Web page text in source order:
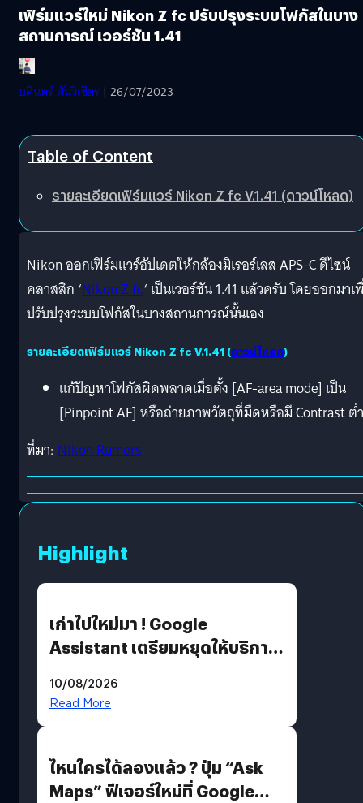
เฟิร์มแวร์ใหม่ Nikon Z fc ปรับปรุงระบบโฟกัสในบาง
สถานการณ์ เวอร์ชัน 1.41
บดินทร์ ตันวิเชียร | 26/07/2023
Table of Content
รายละเอียดเฟิร์มแวร์ Nikon Z fc V.1.41 (ดาวน์โหลด)
Nikon ออกเฟิร์มแวร์อัปเดตให้กล้องมิเรอร์เลส APS-C ดีไซน์
คลาสสิก ‘Nikon Z fc‘ เป็นเวอร์ชัน 1.41 แล้วครับ โดยออกมาเ
ปรับปรุงระบบโฟกัสในบางสถานการณ์นั้นเอง
รายละเอียดเฟิร์มแวร์ Nikon Z fc V.1.41 (ดาวน์โหลด)
แก้ปัญหาโฟกัสผิดพลาดเมื่อตั้ง [AF-area mode] เป็น
[Pinpoint AF] หรือถ่ายภาพวัตถุที่มืดหรือมี Contrast ต่ำ
ที่มา: Nikon Rumors
Highlight
เก่าไปใหม่มา ! Google
Assistant เตรียมหยุดให้บริการ
แทน
10/08/2026
Read More
ไหนใครได้ลองแล้ว ? ปุ่ม “Ask
Maps” ฟีเจอร์ใหม่ที่ Google